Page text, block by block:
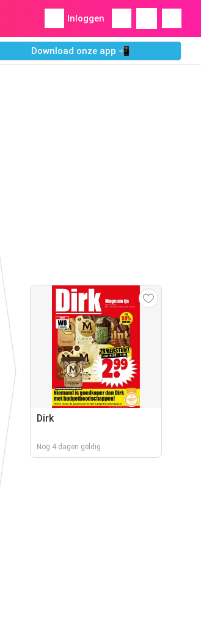
Inloggen
Download onze app 📲
Dirk
Nog 4 dagen geldig